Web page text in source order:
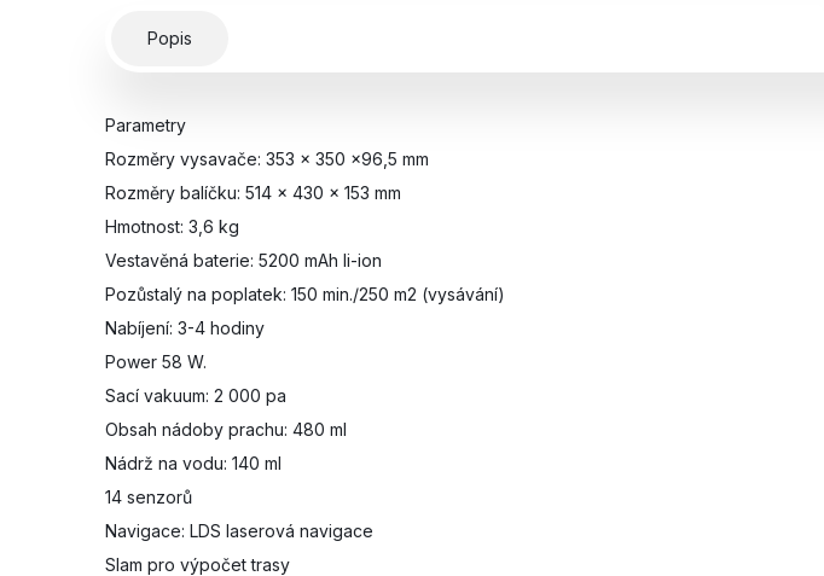
Popis
Parametry
Rozměry vysavače: 353 x 350 x96,5 mm
Rozměry balíčku: 514 x 430 x 153 mm
Hmotnost: 3,6 kg
Vestavěná baterie: 5200 mAh li-ion
Pozůstalý na poplatek: 150 min./250 m2 (vysávání)
Nabíjení: 3-4 hodiny
Power 58 W.
Sací vakuum: 2 000 pa
Obsah nádoby prachu: 480 ml
Nádrž na vodu: 140 ml
14 senzorů
Navigace: LDS laserová navigace
Slam pro výpočet trasy